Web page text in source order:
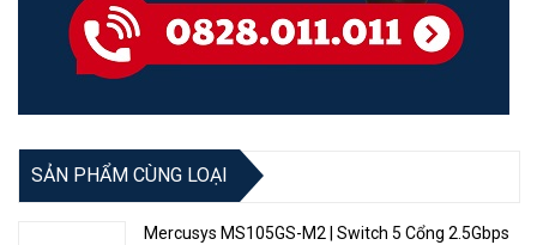
sóng nhiều phòng hơn. Công nghệ Beamforming nâng cao tự động
định vị các thiết bị không dây và hình thành các kết nối không dây
có mục tiêu, hiệu quả cao, giúp kết nối của bạn ổn định hơn.
SẢN PHẨM CÙNG LOẠI
Mercusys MS105GS-M2 | Switch 5 Cổng 2.5Gbps